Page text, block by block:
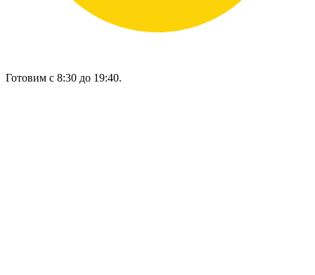
Готовим с 8:30 до 19:40.